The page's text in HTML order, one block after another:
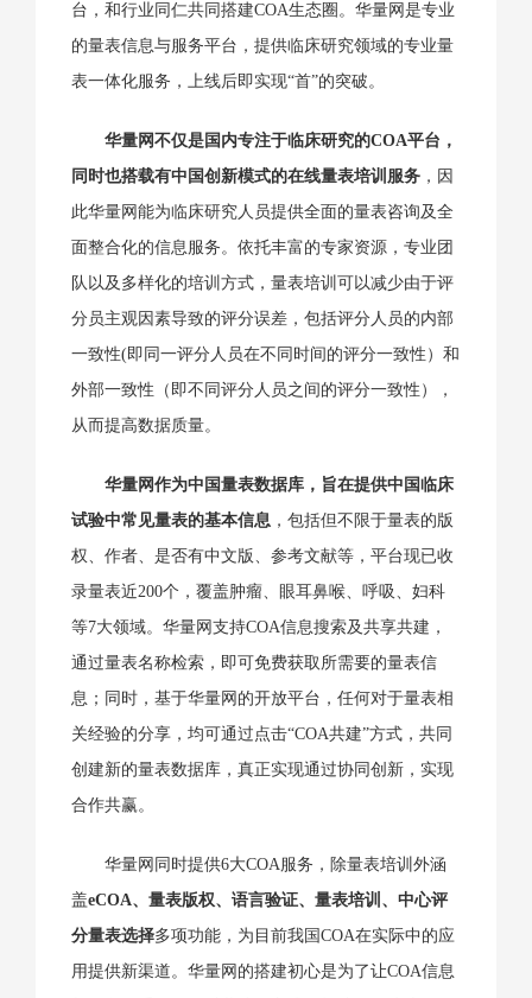
台，和行业同仁共同搭建COA生态圈。华量网是专业
的量表信息与服务平台，提供临床研究领域的专业量
表一体化服务，上线后即实现“首”的突破。
华量网不仅是国内专注于临床研究的COA平台，
同时也搭载有中国创新模式的在线量表培训服务 ，因
此华量网能为临床研究人员提供全面的量表咨询及全
面整合化的信息服务。 依托丰富的专家资源，专业团
队以及多样化的培训方式，量表培训可以减少由于评
分员主观因素导致的评分误差，包括评分人员的内部
一致性(即同一评分人员在不同时间的评分一致性）和
外部一致性（即不同评分人员之间的评分一致性），
从而提高数据质量。
华量网作为中国量表数据库，旨在提供中国临床
试验中常见量表的基本信息 ，包括但不限于量表的版
权、作者、是否有中文版、参考文献等，平台现已收
录量表近200个，覆盖肿瘤、眼耳鼻喉、呼吸、妇科
等7大领域。华量网支持COA信息搜索及共享共建，
通过量表名称检索，即可免费获取所需要的量表信
息；同时，基于华量网的开放平台，任何对于量表相
关经验的分享，均可通过点击“COA共建”方式，共同
创建新的量表数据库，真正实现通过协同创新，实现
合作共赢。
华量网同时提供6大COA服务，除量表培训外涵
盖eCOA、量表版权、语言验证、量表培训、中心评
分量表选择多项功能，为目前我国COA在实际中的应
用提供新渠道。华量网的搭建初心是为了让COA信息